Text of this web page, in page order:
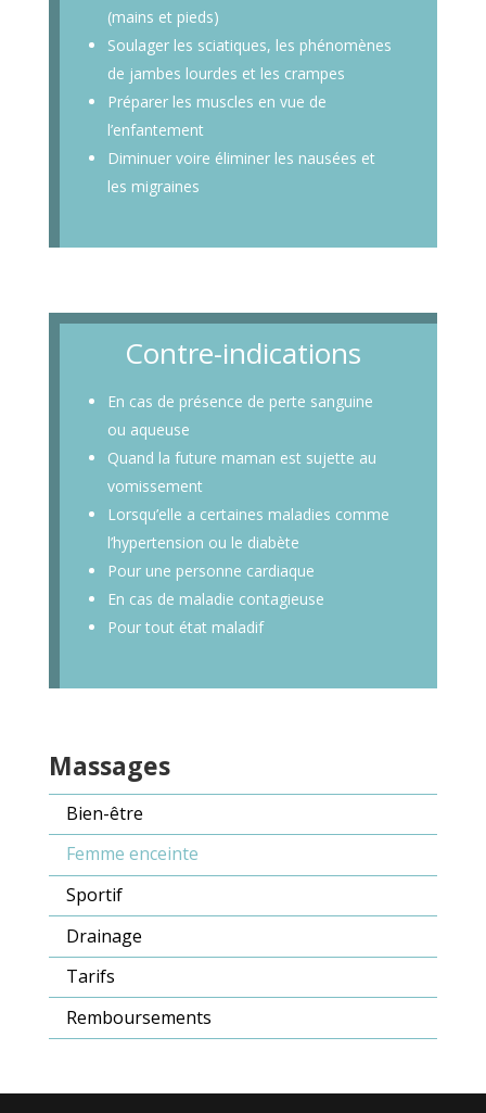
(mains et pieds)
Soulager les sciatiques, les phénomènes
de jambes lourdes et les crampes
Préparer les muscles en vue de
l’enfantement
Diminuer voire éliminer les nausées et
les migraines
Contre-indications
En cas de présence de perte sanguine
ou aqueuse
Quand la future maman est sujette au
vomissement
Lorsqu’elle a certaines maladies comme
l’hypertension ou le diabète
Pour une personne cardiaque
En cas de maladie contagieuse
Pour tout état maladif
Massages
Bien-être
Femme enceinte
Sportif
Drainage
Tarifs
Remboursements